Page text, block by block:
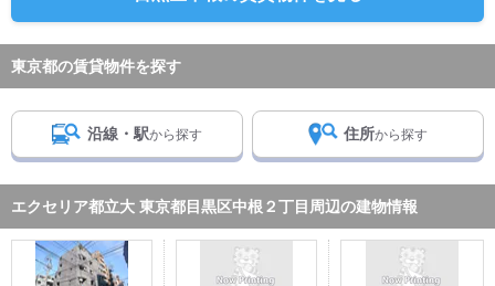
東京都の賃貸物件を探す
沿線・駅から探す 住所から探す
エクセリア都立大 東京都目黒区中根２丁目周辺の建物情報